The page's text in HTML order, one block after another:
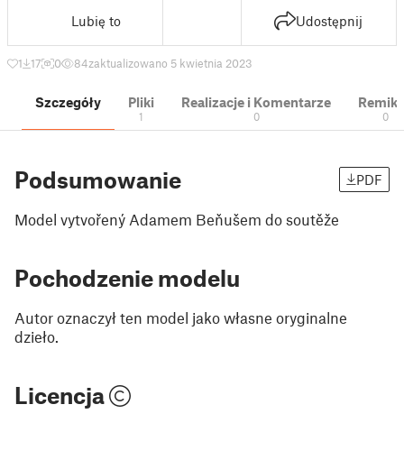
Lubię to Udostępnij
1 17 0 84zaktualizowano 5 kwietnia 2023
Szczegóły Pliki
1
Realizacje i Komentarze
0 0
Podsumowanie PDF
Model vytvořený Adamem Beňušem do soutěže
Pochodzenie modelu
Autor oznaczył ten model jako własne oryginalne
dzieło.
Licencja